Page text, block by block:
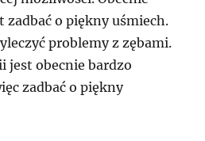
zadbać o piękny uśmiech.
problemy z zębami.
jest obecnie bardzo
zadbać o piękny